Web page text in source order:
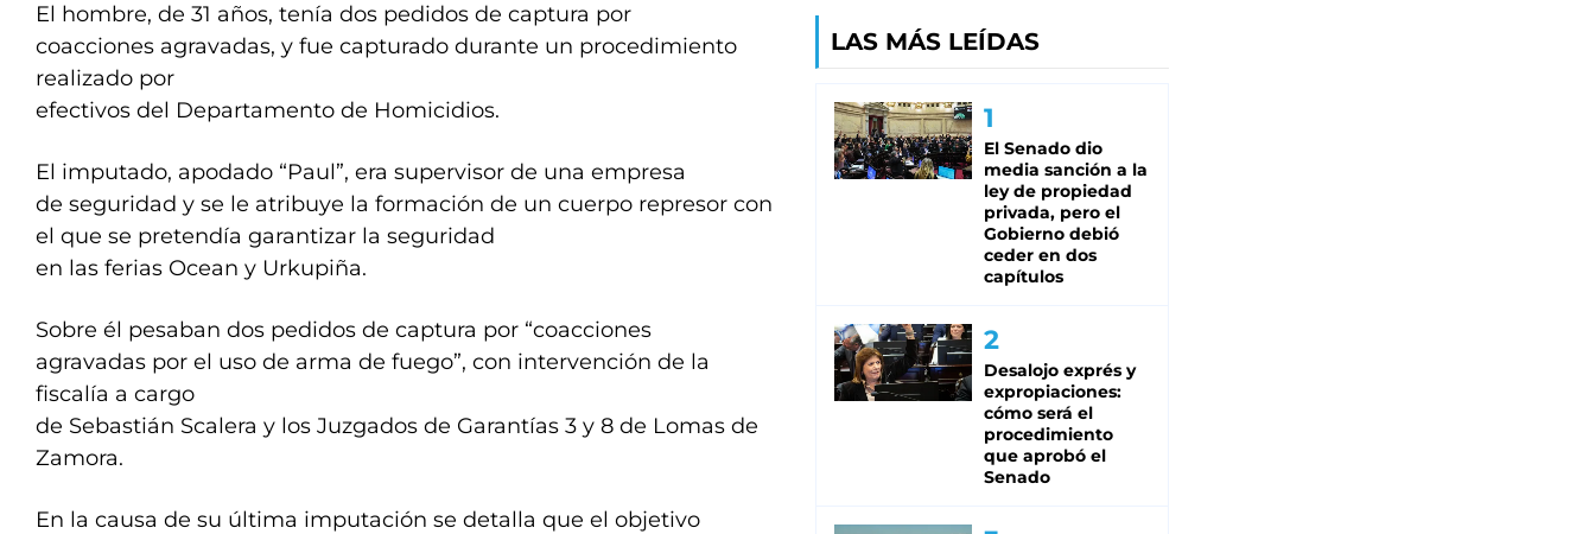
El hombre, de 31 años, tenía dos pedidos de captura por
coacciones agravadas, y fue capturado durante un procedimiento
realizado por
efectivos del Departamento de Homicidios.
El imputado, apodado “Paul”, era supervisor de una empresa
de seguridad y se le atribuye la formación de un cuerpo represor con
el que se pretendía garantizar la seguridad
en las ferias Ocean y Urkupiña.
Sobre él pesaban dos pedidos de captura por “coacciones
agravadas por el uso de arma de fuego”, con intervención de la
fiscalía a cargo
de Sebastián Scalera y los Juzgados de Garantías 3 y 8 de Lomas de
Zamora.
En la causa de su última imputación se detalla que el objetivo
LAS MÁS LEÍDAS
El Senado dio
media sanción a la
ley de propiedad
privada, pero el
Gobierno debió
ceder en dos
capítulos
Desalojo exprés y
expropiaciones:
cómo será el
procedimiento
que aprobó el
Senado